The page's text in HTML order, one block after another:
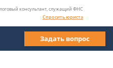
консультант, служащий ФНС
Спросить юриста
Задать вопрос